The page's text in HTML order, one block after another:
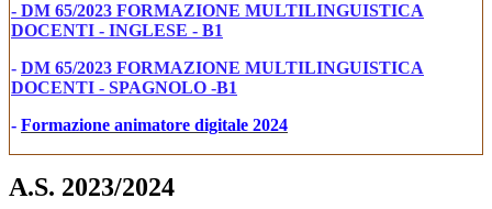
- DM 65/2023 FORMAZIONE MULTILINGUISTICA
DOCENTI - INGLESE - B1
- DM 65/2023 FORMAZIONE MULTILINGUISTICA
DOCENTI - SPAGNOLO -B1
- Formazione animatore digitale 2024
A.S. 2023/2024